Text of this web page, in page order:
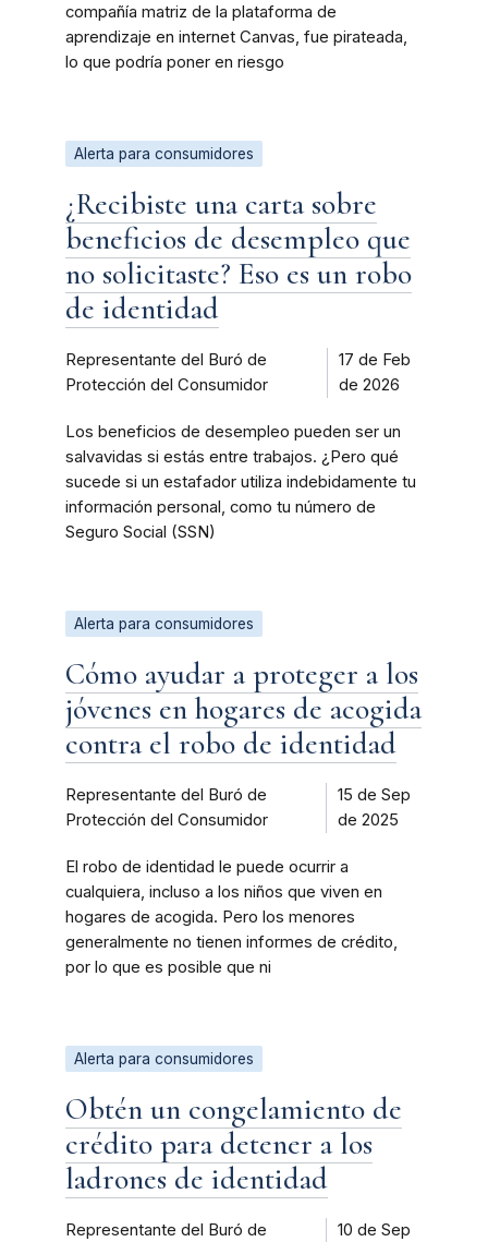
compañía matriz de la plataforma de
aprendizaje en internet Canvas, fue pirateada,
lo que podría poner en riesgo
Alerta para consumidores
¿Recibiste una carta sobre
beneficios de desempleo que
no solicitaste? Eso es un robo
de identidad
Representante del Buró de
Protección del Consumidor
17 de Feb
de 2026
Los beneficios de desempleo pueden ser un
salvavidas si estás entre trabajos. ¿Pero qué
sucede si un estafador utiliza indebidamente tu
información personal, como tu número de
Seguro Social (SSN)
Alerta para consumidores
Cómo ayudar a proteger a los
jóvenes en hogares de acogida
contra el robo de identidad
Representante del Buró de
Protección del Consumidor
15 de Sep
de 2025
El robo de identidad le puede ocurrir a
cualquiera, incluso a los niños que viven en
hogares de acogida. Pero los menores
generalmente no tienen informes de crédito,
por lo que es posible que ni
Alerta para consumidores
Obtén un congelamiento de
crédito para detener a los
ladrones de identidad
Representante del Buró de
10 de Sep